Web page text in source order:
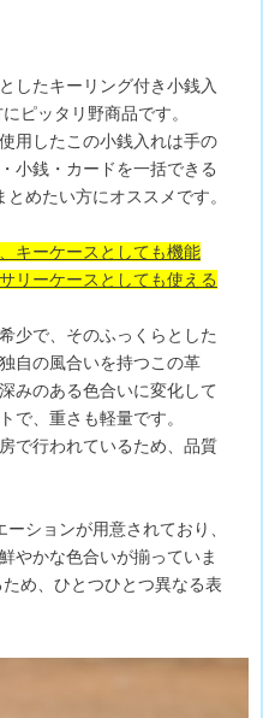
したキーリング付き小銭入
ピッタリ野商品です。
用したこの小銭入れは手の
小銭・カードを一括できる
めたい方にオススメです。
キーケースとしても機能
リーケースとしても使える
少で、そのふっくらとした
自の風合いを持つこの革
みのある色合いに変化して
で、重さも軽量です。
で行われているため、品質
ションが用意されており、
やかな色合いが揃っていま
め、ひとつひとつ異なる表